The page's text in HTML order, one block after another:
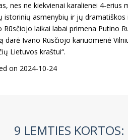
nes ne kiekvienai karalienei 4-erius
istorinių asmenybių ir jų
Rūsčiojo laikai labai primena Putino
darė Ivano Rūsčiojo kariuomenė
Lietuvos kraštui“.
on 2024-10-24
9 LEMTIES KORTOS: